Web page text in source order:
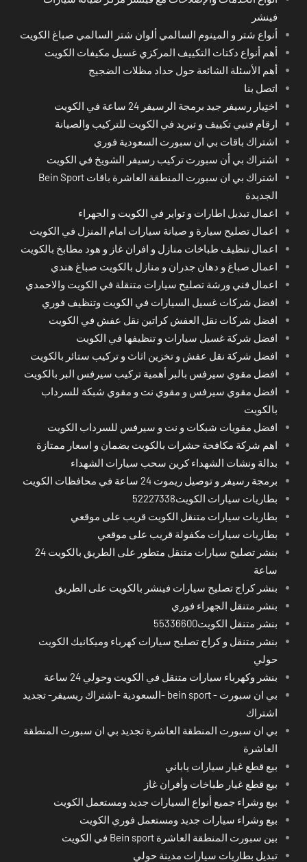
فينشر
أنواع شتر و المينوم السالمي ألوان شتر السالمي صباغ الكويت
أهم أنواع دكتات التكييف المركزي غسيل مكيفات الكويت
أهم الأسئلة الشائعة حول حداد مظلات الضجيج
اتصل بنا
اختِيار رسيفر جيد برمجة الرسيفر 24 ساعة في الكويت
ارقام فنيي تكييف و تبريد في الكويت للتركيب والصيانة
اشتراك باقات بي ان سبورت السعودية فوري
اشتراك بي أن سبورت تركيب رسيفر الشويخ في الكويت
اشتراك بي ان سبورت المنطقة العاشرة باقات Bein Sport
الجديدة
اعمال تبديل اطارات و تواير في الكويت و الجهراء
اعمال تصليح سيارة و صيانة سيارات امام المنزل في الكويت
اعمال تنظيف طباخات منازل و افران غاز و هود مطابخ بالكويت
اعمال صباغ و دهان جدران و منازل بالكويت صباغ هندي
اعمال فني ورشة تصليح سيارات متنقلة في الكويت والاحمدي
افضل شركات غسيل السيارات في الكويت وتنظيف فوري
افضل شركات نقل العفش كراتين نقل عفش في الكويت
افضل شركة غسيل سيارات و تنظيفها في الكويت
افضل شركة نقل عفش و تخزين اثاث و تركيب ستائر بالكويت
افضل مقوي سيرفس بالبر أهمية تركيب سيرفس البر بالكويت
افضل مقوي سيرفس و مقوي نت و مقوي شبكة للسرداب
بالكويت
افضل مقويات شبكات و نت و سيرفس للسرداب الكويت
اهم شركة مكافحة حشرات بالكويت بضمان و اسعار ممتازة
بدالة ونشات الشهداء كرين سحب سيارات الشهداء
برمجة رسيفر و توصيل ريموت 24 ساعة في محافظات الكويت
بطاريات سيارات الكويت52227338
بطاريات سيارات متنقل الكويت قريب على موقعي
بطاريات سيارات مكفولة قريب على موقعي
بنشر تصليح سيارات متنقل متطور على الطريق بالكويت 24
ساعة
بنشر كراج تصليح سيارات فينشر بالكويت على الطريق
بنشر متنقل الجهراء فوري
بنشر متنقل الكويت55336600
بنشر متنقل و كراج تصليح سيارات كهرباء وميكانيك الكويت
حولي
بنشر وكهرباء سيارات متنقل في الكويت وحولي 24 ساعة
بي ان سبورت - bein sport -السعودية -اشتراك ريسيفر- تجديد
اشتراك
بي ان سبورت المنطقة العاشرة تجديد بي ان سبورت المنطقة
العاشرة
بيع قطع غيار سيارات ياباني
بيع قطع غيار طباخات وأفران غاز
بيع وشراء جميع أنواع السيارات جديد ومستعمل الكويت
بيع وشراء سيارات جديد ومستعمل فوري الكويت
بين سبورت المنطقة العاشرة Bein sport في الكويت
تبديل بطاريات سيارات مدينة حولي